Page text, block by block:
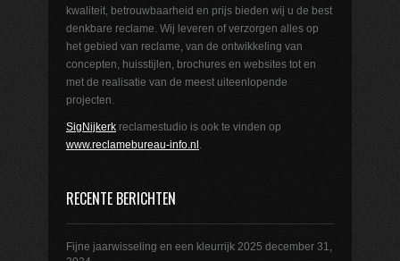
kwaliteit, betrouwbaarheid en prijs bieden wij u de best
denkbare reclame. Wij leveren of verzorgen alles op
het gebied van reclame, van de ontwikkeling van
concepten, huisstijlen, brochures en websites tot en
met de realisatie van de meest uiteenlopende
projecten.
SigNijkerk reclamestudio is ook te vinden op
www.reclamebureau-info.nl
RECENTE BERICHTEN
Fijne jaarwisseling en een kleurrijk 2025 december 31,